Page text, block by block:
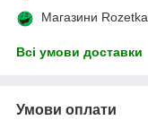
Магазини Rozetka
Всі умови доставки
Умови оплати